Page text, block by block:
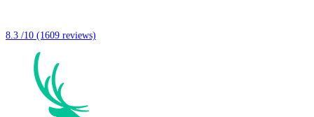
8.3 /10 (1609 reviews)